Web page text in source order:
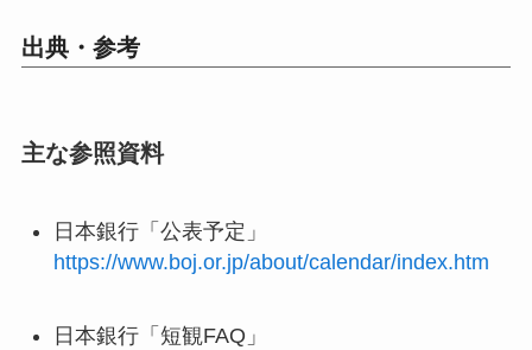
出典・参考
主な参照資料
日本銀行「公表予定」
https://www.boj.or.jp/about/calendar/index.htm
日本銀行「短観FAQ」